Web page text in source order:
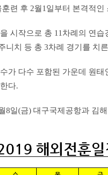
련 후 2월1일부터 본격적인
시작으로 총 11차례의 연
니치 등 총 3차례 경기를 치
가 다수 포함된 가운데 원태
다.
8일(금) 대구국제공항과 김